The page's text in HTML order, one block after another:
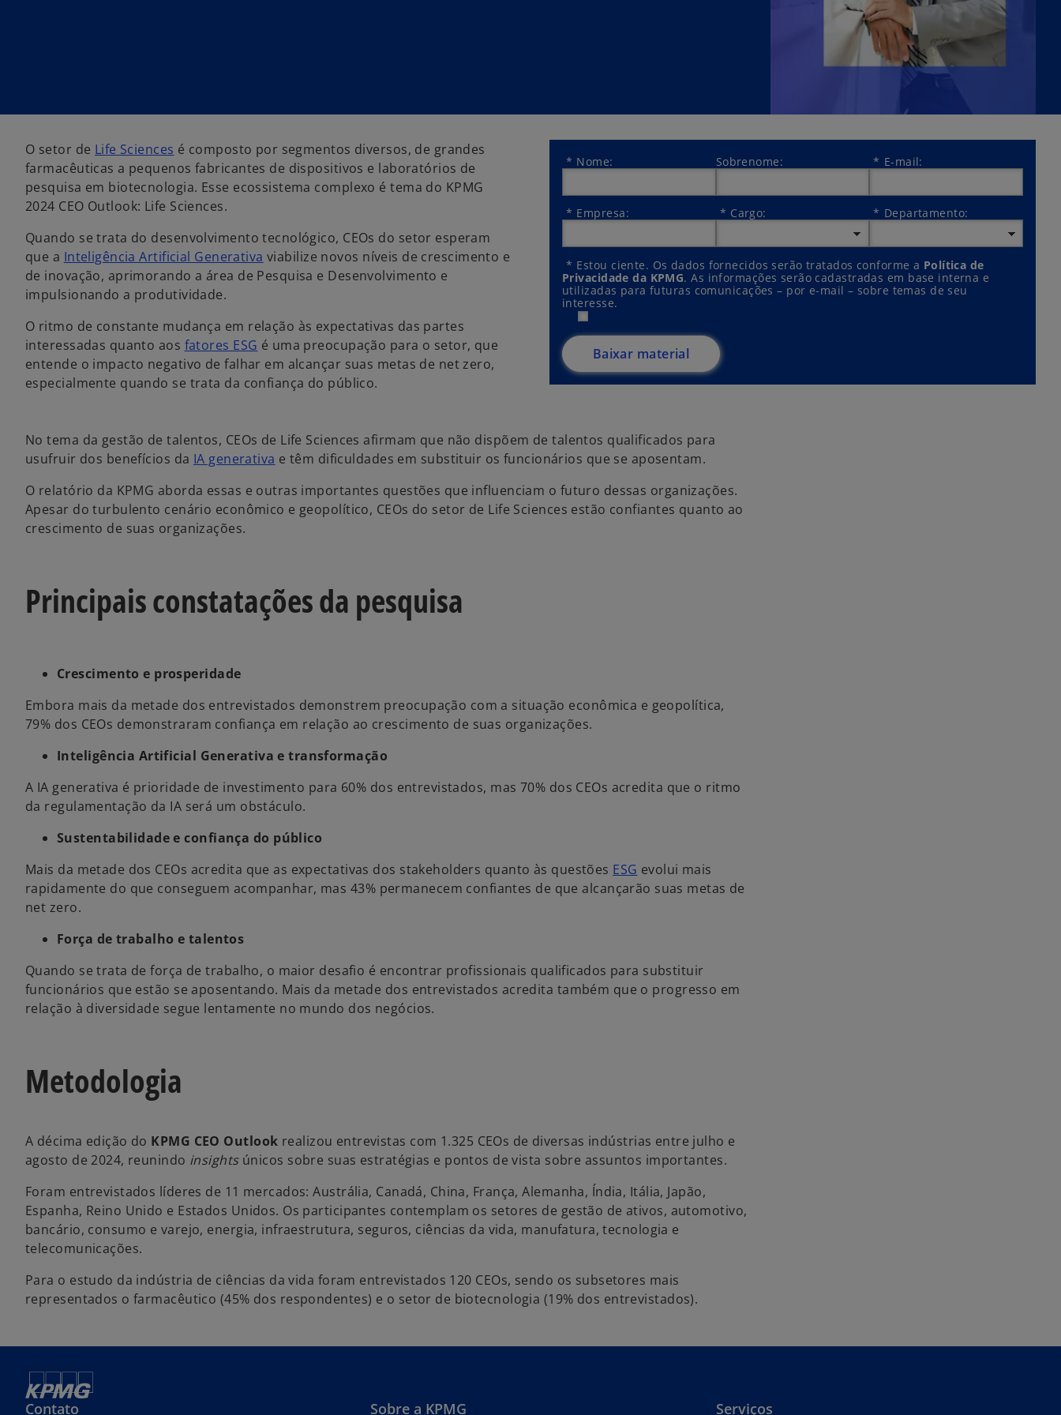
O setor de Life Sciences é composto por segmentos diversos, de grandes
farmacêuticas a pequenos fabricantes de dispositivos e laboratórios de
pesquisa em biotecnologia. Esse ecossistema complexo é tema do KPMG
2024 CEO Outlook: Life Sciences.
Quando se trata do desenvolvimento tecnológico, CEOs do setor esperam
que a Inteligência Artificial Generativa viabilize novos níveis de crescimento e
de inovação, aprimorando a área de Pesquisa e Desenvolvimento e
impulsionando a produtividade.
O ritmo de constante mudança em relação às expectativas das partes
interessadas quanto aos fatores ESG é uma preocupação para o setor, que
entende o impacto negativo de falhar em alcançar suas metas de net zero,
especialmente quando se trata da confiança do público.
* Nome: Sobrenome: * E-mail:
* Empresa: * Cargo: * Departamento:
* Estou ciente. Os dados fornecidos serão tratados conforme a Política de
Privacidade da KPMG. As informações serão cadastradas em base interna e
utilizadas para futuras comunicações – por e-mail – sobre temas de seu
interesse.
Baixar material
No tema da gestão de talentos, CEOs de Life Sciences afirmam que não dispõem de talentos qualificados para
usufruir dos benefícios da IA generativa e têm dificuldades em substituir os funcionários que se aposentam.
O relatório da KPMG aborda essas e outras importantes questões que influenciam o futuro dessas organizações.
Apesar do turbulento cenário econômico e geopolítico, CEOs do setor de Life Sciences estão confiantes quanto ao
crescimento de suas organizações.
Principais constatações da pesquisa
Crescimento e prosperidade
Embora mais da metade dos entrevistados demonstrem preocupação com a situação econômica e geopolítica,
79% dos CEOs demonstraram confiança em relação ao crescimento de suas organizações.
Inteligência Artificial Generativa e transformação
A IA generativa é prioridade de investimento para 60% dos entrevistados, mas 70% dos CEOs acredita que o ritmo
da regulamentação da IA será um obstáculo.
Sustentabilidade e confiança do público
Mais da metade dos CEOs acredita que as expectativas dos stakeholders quanto às questões ESG evolui mais
rapidamente do que conseguem acompanhar, mas 43% permanecem confiantes de que alcançarão suas metas de
net zero.
Força de trabalho e talentos
Quando se trata de força de trabalho, o maior desafio é encontrar profissionais qualificados para substituir
funcionários que estão se aposentando. Mais da metade dos entrevistados acredita também que o progresso em
relação à diversidade segue lentamente no mundo dos negócios.
Metodologia
A décima edição do KPMG CEO Outlook realizou entrevistas com 1.325 CEOs de diversas indústrias entre julho e
agosto de 2024, reunindo insightsúnicos sobre suas estratégias e pontos de vista sobre assuntos importantes.
Foram entrevistados líderes de 11 mercados: Austrália, Canadá, China, França, Alemanha, Índia, Itália, Japão,
Espanha, Reino Unido e Estados Unidos. Os participantes contemplam os setores de gestão de ativos, automotivo,
bancário, consumo e varejo, energia, infraestrutura, seguros, ciências da vida, manufatura, tecnologia e
telecomunicações.
Para o estudo da indústria de ciências da vida foram entrevistados 120 CEOs, sendo os subsetores mais
representados o farmacêutico (45% dos respondentes) e o setor de biotecnologia (19% dos entrevistados).
Contato Sobre a KPMG Serviços